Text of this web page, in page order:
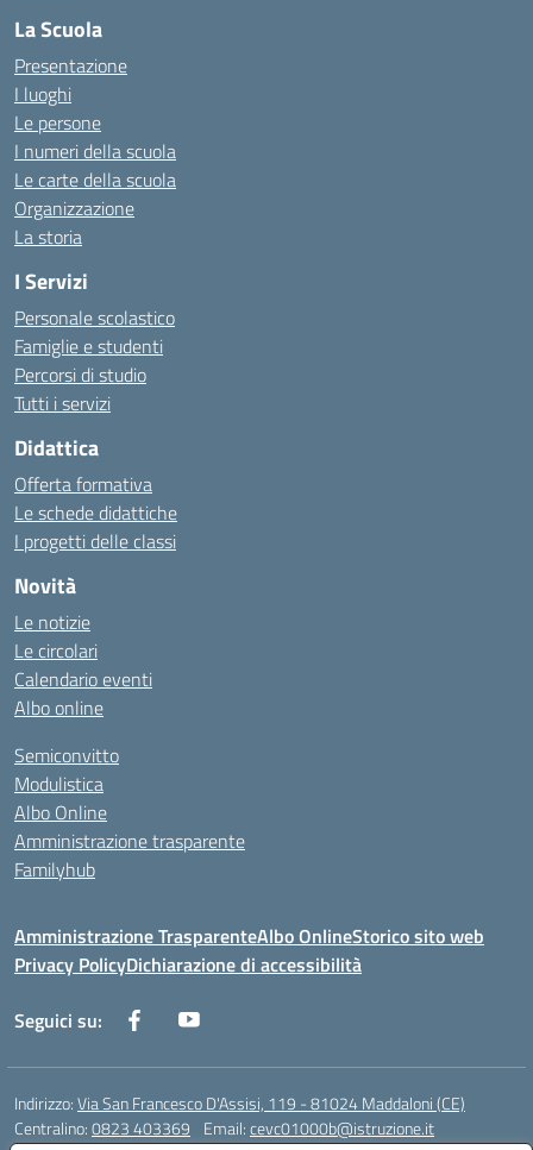
La Scuola
Presentazione
I luoghi
Le persone
I numeri della scuola
Le carte della scuola
Organizzazione
La storia
I Servizi
Personale scolastico
Famiglie e studenti
Percorsi di studio
Tutti i servizi
Didattica
Offerta formativa
Le schede didattiche
I progetti delle classi
Novità
Le notizie
Le circolari
Calendario eventi
Albo online
Semiconvitto
Modulistica
Albo Online
Amministrazione trasparente
Familyhub
Amministrazione TrasparenteAlbo OnlineStorico sito web
Privacy PolicyDichiarazione di accessibilità
Seguici su:
Indirizzo:Via San Francesco D'Assisi, 119 - 81024 Maddaloni (CE)
Centralino:0823 403369 Email:cevc01000b@istruzione.it